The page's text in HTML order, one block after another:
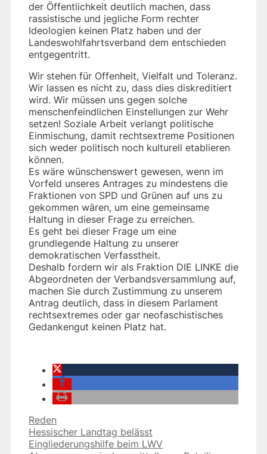
der Öffentlichkeit deutlich machen, dass
rassistische und jegliche Form rechter
Ideologien keinen Platz haben und der
Landeswohlfahrtsverband dem entschieden
entgegentritt.
Wir stehen für Offenheit, Vielfalt und Toleranz.
Wir lassen es nicht zu, dass dies diskreditiert
wird. Wir müssen uns gegen solche
menschenfeindlichen Einstellungen zur Wehr
setzen! Soziale Arbeit verlangt politische
Einmischung, damit rechtsextreme Positionen
sich weder politisch noch kulturell etablieren
können.
Es wäre wünschenswert gewesen, wenn im
Vorfeld unseres Antrages zu mindestens die
Fraktionen von SPD und Grünen auf uns zu
gekommen wären, um eine gemeinsame
Haltung in dieser Frage zu erreichen.
Es geht bei dieser Frage um eine
grundlegende Haltung zu unserer
demokratischen Verfasstheit.
Deshalb fordern wir als Fraktion DIE LINKE die
Abgeordneten der Verbandsversammlung auf,
machen Sie durch Zustimmung zu unserem
Antrag deutlich, dass in diesem Parlament
rechtsextremes oder gar neofaschistisches
Gedankengut keinen Platz hat.
Kategorien
Reden
Hessischer Landtag belässt
Eingliederungshilfe beim LWV